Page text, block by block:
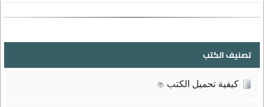
تصنيف الكتب
كيفية تحميل الكتب 📚